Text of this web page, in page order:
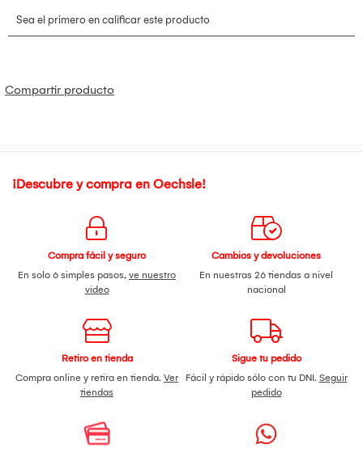
Eficiencia:80 lm/W
Flujo luminoso:560 lúmenes aprox. por foco
Voltaje:220 – 240V
Compartir producto
¡Descubre y compra en Oechsle!
Compra fácil y seguro
En solo 6 simples pasos, ve nuestro
video
Cambios y devoluciones
En nuestras 26 tiendas a nivel
nacional
Retiro en tienda
Compra online y retira en tienda. Ver
tiendas
Sigue tu pedido
Fácil y rápido sólo con tu DNI. Seguir
pedido